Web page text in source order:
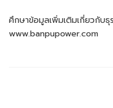
ศึกษาข้อมูลเพิ่มเติมเกี่ยวกับธุ
www.banpupower.com